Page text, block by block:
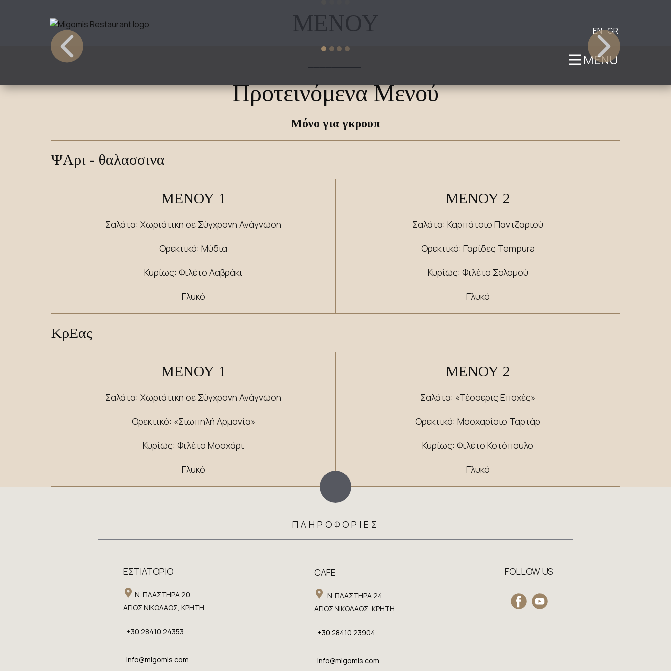
MENU
​​ΜΕΝΟΥ
Προτεινόμενα Μενού
Μόνο για γκρουπ
​ΨΑρι - θαλασσινα
ΜΕΝΟΥ 1
Σαλάτα: Χωριάτικη σε Σύγχρονη Ανάγνωση
Ορεκτικό: Μύδια
Κυρίως: Φιλέτο Λαβράκι
Γλυκό
ΜΕΝΟΥ 2
Σαλάτα: Καρπάτσιο Παντζαριού
Ορεκτικό: Γαρίδες Tempura
Κυρίως: Φιλέτο Σολομού
Γλυκό
​​ΚρΕας
ΜΕΝΟΥ 1
Σαλάτα: Χωριάτικη σε Σύγχρονη Ανάγνωση
Ορεκτικό: «Σιωπηλή Αρµονία»
Κυρίως: Φιλέτο Μοσχάρι
Γλυκό
ΜΕΝΟΥ 2
Σαλάτα: «Τέσσερις Εποχές»
Ορεκτικό: Μοσχαρίσιο Ταρτάρ
Κυρίως: Φιλέτο Κοτόπουλο
Γλυκό
ΠΛΗΡΟΦΟΡΙΕΣ
ΕΣΤΙΑΤΟΡΙΟ
​ Ν. ΠΛΑΣΤΗΡΑ 20
​ΑΓΙΟΣ ΝΙΚΟΛΑΟΣ, ΚΡΗΤΗ
+30 28410 24353
info@migomis.com
CAFE
​Ν. ΠΛΑΣΤΗΡΑ 24
​ΑΓΙΟΣ ΝΙΚΟΛΑΟΣ, ΚΡΗΤΗ
​+30 28410 23904
info@migomis.com
​FOLLOW US